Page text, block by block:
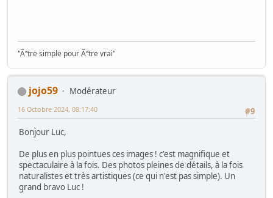
"Ãªtre simple pour Ãªtre vrai"
jojo59
Modérateur
#9
16 Octobre 2024, 08:17:40
Bonjour Luc,
De plus en plus pointues ces images ! c'est magnifique et
spectaculaire à la fois. Des photos pleines de détails, à la fois
naturalistes et très artistiques (ce qui n'est pas simple). Un
grand bravo Luc !